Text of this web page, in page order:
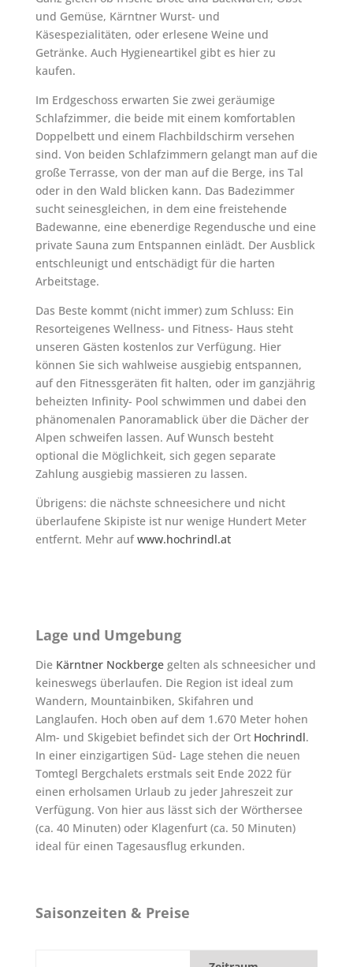
und Gemüse, Kärntner Wurst- und
Käsespezialitäten, oder erlesene Weine und
Getränke. Auch Hygieneartikel gibt es hier zu
kaufen.
Im Erdgeschoss erwarten Sie zwei geräumige
Schlafzimmer, die beide mit einem komfortablen
Doppelbett und einem Flachbildschirm versehen
sind. Von beiden Schlafzimmern gelangt man auf die
große Terrasse, von der man auf die Berge, ins Tal
oder in den Wald blicken kann. Das Badezimmer
sucht seinesgleichen, in dem eine freistehende
Badewanne, eine ebenerdige Regendusche und eine
private Sauna zum Entspannen einlädt. Der Ausblick
entschleunigt und entschädigt für die harten
Arbeitstage.
Das Beste kommt (nicht immer) zum Schluss: Ein
Resorteigenes Wellness- und Fitness- Haus steht
unseren Gästen kostenlos zur Verfügung. Hier
können Sie sich wahlweise ausgiebig entspannen,
auf den Fitnessgeräten fit halten, oder im ganzjährig
beheizten Infinity- Pool schwimmen und dabei den
phänomenalen Panoramablick über die Dächer der
Alpen schweifen lassen. Auf Wunsch besteht
optional die Möglichkeit, sich gegen separate
Zahlung ausgiebig massieren zu lassen.
Übrigens: die nächste schneesichere und nicht
überlaufene Skipiste ist nur wenige Hundert Meter
entfernt. Mehr aufwww.hochrindl.at
Lage und Umgebung
Die Kärntner Nockbergegelten als schneesicher und
keineswegs überlaufen. Die Region ist ideal zum
Wandern, Mountainbiken, Skifahren und
Langlaufen. Hoch oben auf dem 1.670 Meter hohen
Alm- und Skigebiet befindet sich der Ort Hochrindl.
In einer einzigartigen Süd- Lage stehen die neuen
Tomtegl Bergchalets erstmals seit Ende 2022 für
einen erholsamen Urlaub zu jeder Jahreszeit zur
Verfügung. Von hier aus lässt sich der Wörthersee
(ca. 40 Minuten) oder Klagenfurt (ca. 50 Minuten)
ideal für einen Tagesausflug erkunden.
Saisonzeiten & Preise